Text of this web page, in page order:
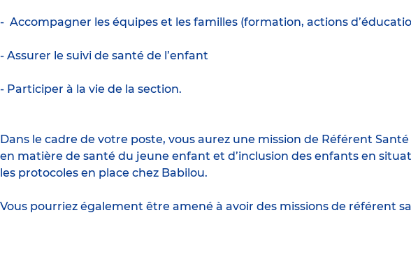
- Accompagner les équipes et les familles (formation, actions
- Assurer le suivi de santé de l’enfant
- Participer à la vie de la section.
Dans le cadre de votre poste, vous aurez une mission de Référent
en matière de santé du jeune enfant et d’inclusion des enfants en
les protocoles en place chez Babilou.
Vous pourriez également être amené à avoir des missions de référent